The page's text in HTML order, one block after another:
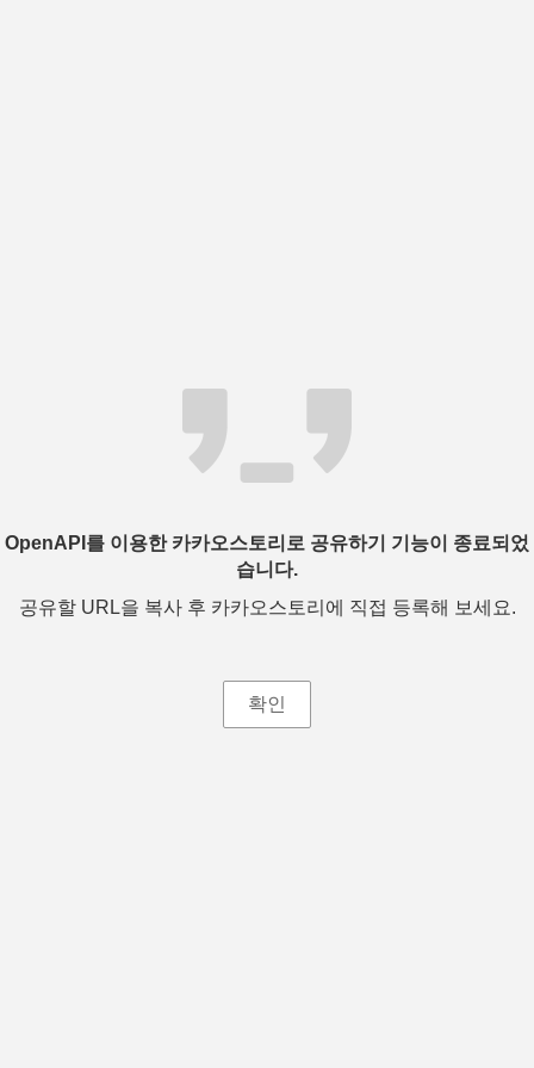
OpenAPI를 이용한 카카오스토리로 공유하기 기능이 종료되었
습니다.
공유할 URL을 복사 후 카카오스토리에 직접 등록해 보세요.
확인